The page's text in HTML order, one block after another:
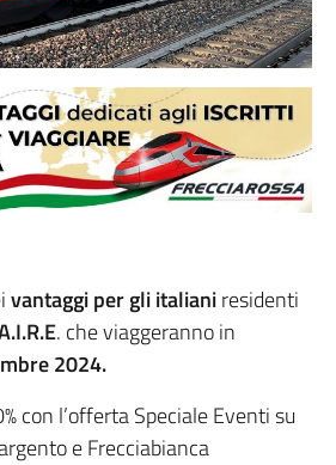
vantaggi per gli italianiresidenti
. che viaggeranno in
2024.
con l’offerta Speciale Eventi su
e Frecciabianca